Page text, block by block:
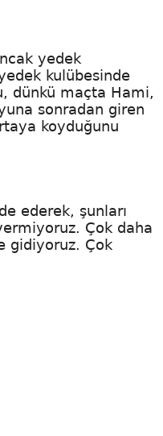
yedek
kulübesinde
dünkü maçta Hami,
sonradan giren
koyduğunu
ederek, şunları
Çok daha
gidiyoruz. Çok